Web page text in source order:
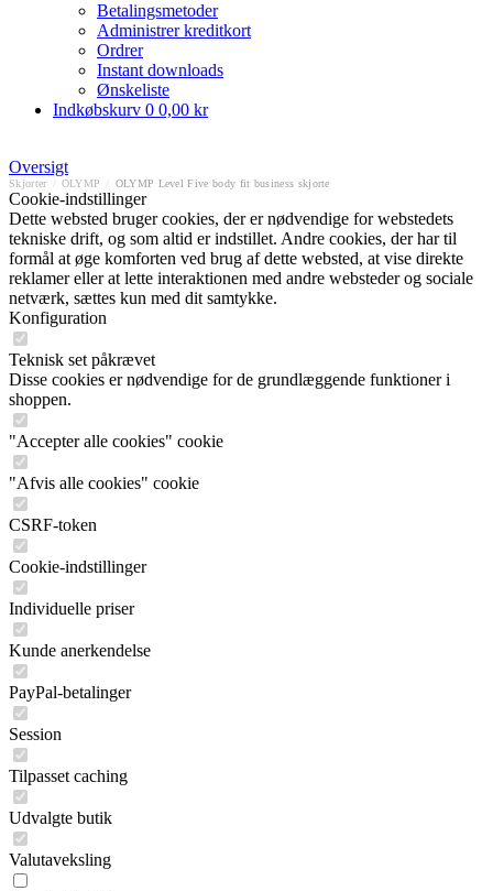
Betalingsmetoder
Administrer kreditkort
Ordrer
Instant downloads
Ønskeliste
Indkøbskurv 0 0,00 kr
Oversigt
Skjorter OLYMP OLYMP Level Five body fit business skjorte
Cookie-indstillinger
Dette websted bruger cookies, der er nødvendige for webstedets
tekniske drift, og som altid er indstillet. Andre cookies, der har til
formål at øge komforten ved brug af dette websted, at vise direkte
reklamer eller at lette interaktionen med andre websteder og sociale
netværk, sættes kun med dit samtykke.
Konfiguration
Teknisk set påkrævet
Disse cookies er nødvendige for de grundlæggende funktioner i
shoppen.
"Accepter alle cookies" cookie
"Afvis alle cookies" cookie
CSRF-token
Cookie-indstillinger
Individuelle priser
Kunde anerkendelse
PayPal-betalinger
Session
Tilpasset caching
Udvalgte butik
Valutaveksling